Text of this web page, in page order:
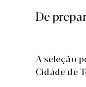
De
A seleção
Cidade de